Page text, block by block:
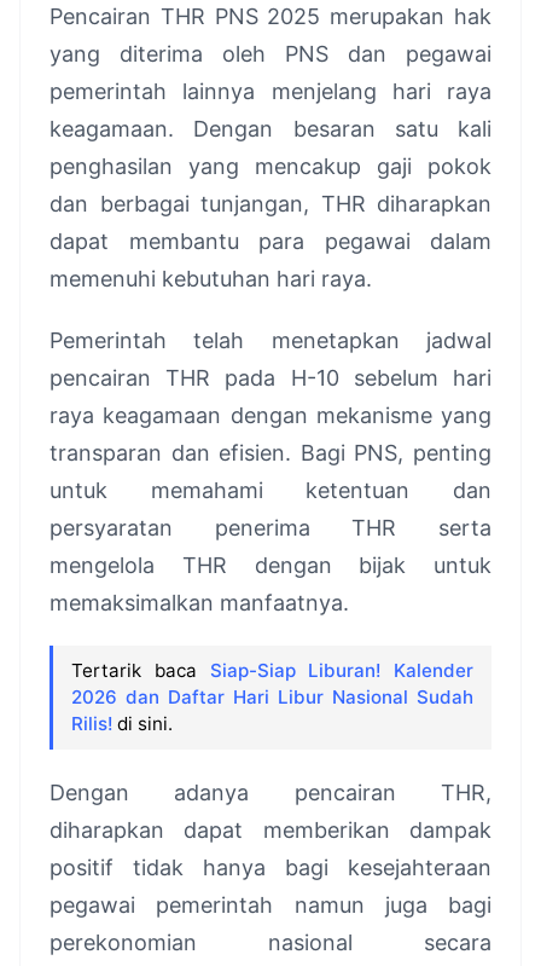
Pencairan THR PNS 2025 merupakan hak
yang diterima oleh PNS dan pegawai
pemerintah lainnya menjelang hari raya
keagamaan. Dengan besaran satu kali
penghasilan yang mencakup gaji pokok
dan berbagai tunjangan, THR diharapkan
dapat membantu para pegawai dalam
memenuhi kebutuhan hari raya.
Pemerintah telah menetapkan jadwal
pencairan THR pada H-10 sebelum hari
raya keagamaan dengan mekanisme yang
transparan dan efisien. Bagi PNS, penting
untuk memahami ketentuan dan
persyaratan penerima THR serta
mengelola THR dengan bijak untuk
memaksimalkan manfaatnya.
Tertarik baca Siap-Siap Liburan! Kalender
2026 dan Daftar Hari Libur Nasional Sudah
Rilis! di sini.
Dengan adanya pencairan THR,
diharapkan dapat memberikan dampak
positif tidak hanya bagi kesejahteraan
pegawai pemerintah namun juga bagi
perekonomian nasional secara